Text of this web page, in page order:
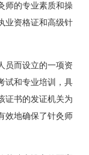
师的专业素质和操
业资格证和高级针
员而设立的一项资
试和专业培训，具
证书的发证机关为
效地确保了针灸师